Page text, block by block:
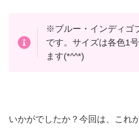
※ブルー・インディゴ
です。サイズは各色1
ます(*^^*)
いかがでしたか？今回は、これ